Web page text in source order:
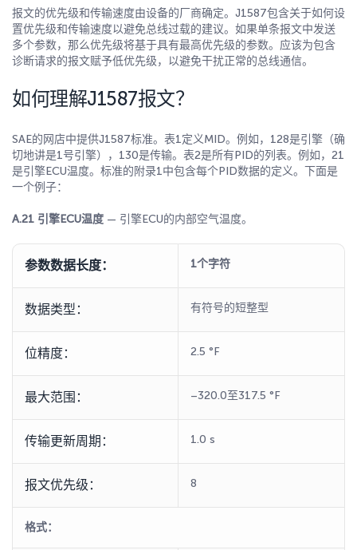
报文的优先级和传输速度由设备的厂商确定。J1587包含关于如何设
置优先级和传输速度以避免总线过载的建议。如果单条报文中发送
多个参数，那么优先级将基于具有最高优先级的参数。应该为包含
诊断请求的报文赋予低优先级，以避免干扰正常的总线通信。
如何理解J1587报文？
SAE的网店中提供J1587标准。表1定义MID。例如，128是引擎（确
切地讲是1号引擎），130是传输。表2是所有PID的列表。例如，21
是引擎ECU温度。标准的附录1中包含每个PID数据的定义。下面是
一个例子：
A.21 引擎ECU温度 — 引擎ECU的内部空气温度。
参数数据长度： 1个字符
数据类型： 有符号的短整型
位精度： 2.5 °F
最大范围： –320.0至317.5 °F
传输更新周期： 1.0 s
报文优先级： 8
格式：